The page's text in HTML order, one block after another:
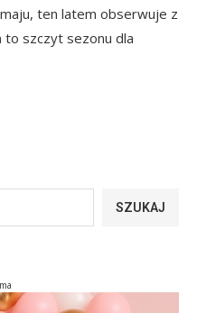
ten latem obserwuje z
to szczyt sezonu dla
SZUKAJ